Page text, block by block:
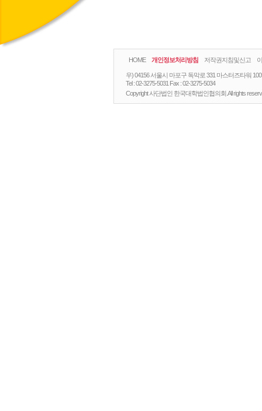
HOME 개인정보처리방침 저작권지침및신고
우) 04156 서울시 마포구 독막로 331 마스터즈타워
Tel :02-3275-5031 Fax :02-3275-5034
Copyright 사단법인 한국대학법인협의회.All rights